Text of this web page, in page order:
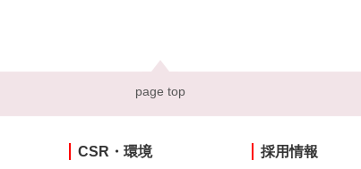
page top
CSR・環境 採用情報